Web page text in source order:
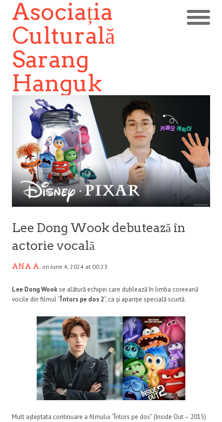
Asociația
Culturală
Sarang
Hanguk
Lee Dong Wook debutează în
actorie vocală
ANA A. on June 4, 2024 at 00:23
Lee Dong Wookse alătură echipei care dublează în limba coreeană
vocile din filmul “Întors pe dos 2“, ca și apariție specială scurtă.
Mult așteptata continuare a filmului “Întors pe dos” (Inside Out – 2015)